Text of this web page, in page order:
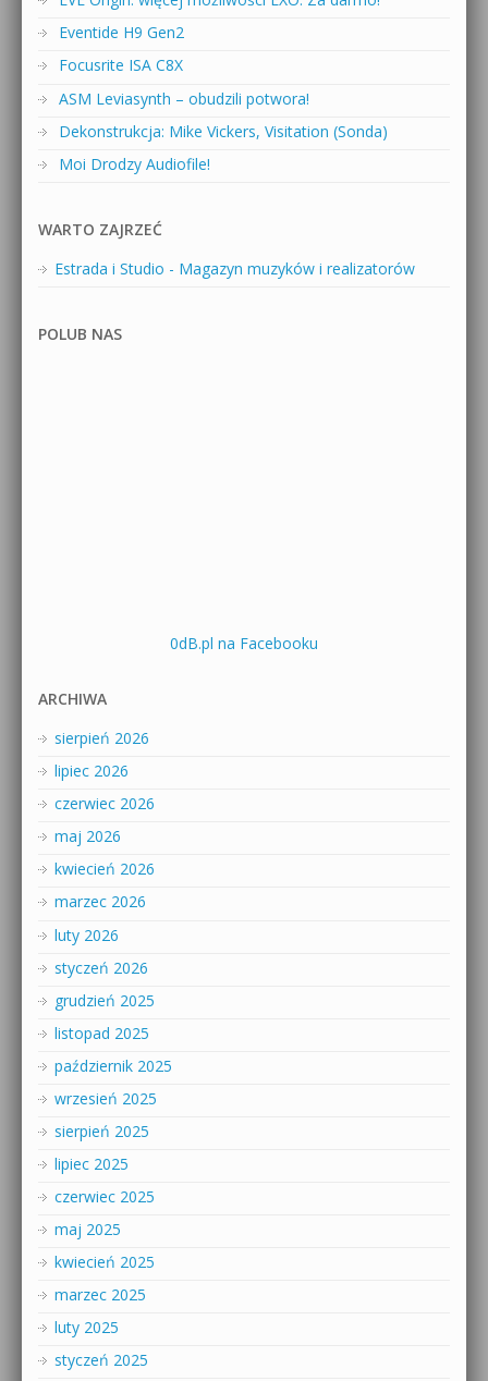
Eventide H9 Gen2
Focusrite ISA C8X
ASM Leviasynth – obudzili potwora!
Dekonstrukcja: Mike Vickers, Visitation (Sonda)
Moi Drodzy Audiofile!
WARTO ZAJRZEĆ
Estrada i Studio - Magazyn muzyków i realizatorów
POLUB NAS
0dB.pl na Facebooku
ARCHIWA
sierpień 2026
lipiec 2026
czerwiec 2026
maj 2026
kwiecień 2026
marzec 2026
luty 2026
styczeń 2026
grudzień 2025
listopad 2025
październik 2025
wrzesień 2025
sierpień 2025
lipiec 2025
czerwiec 2025
maj 2025
kwiecień 2025
marzec 2025
luty 2025
styczeń 2025